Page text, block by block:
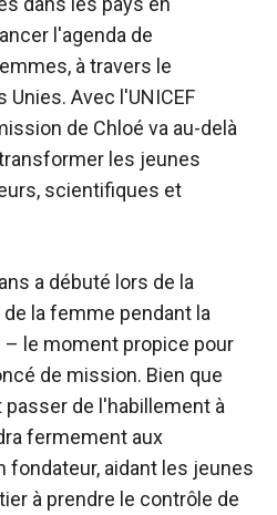
l'agenda de
à travers le
Avec l'UNICEF
de Chloé va au-delà
les jeunes
scientifiques et
a débuté lors de la
la femme pendant la
– le moment propice pour
de mission. Bien que
de l'habillement à
fermement aux
fondateur, aidant les jeunes
à prendre le contrôle de